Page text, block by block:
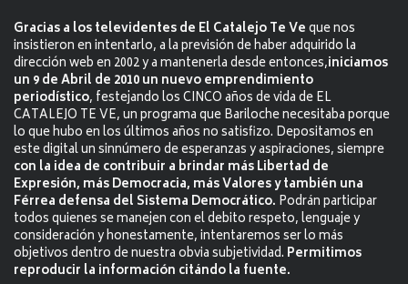
Gracias a los televidentes de El Catalejo Te Veque nos
insistieron en intentarlo, a la previsión de haber adquirido la
dirección web en 2002 y a mantenerla desde entonces,iniciamos
un 9 de Abril de 2010 un nuevo emprendimiento
periodístico, festejando los CINCO años de vida de EL
CATALEJO TE VE, un programa que Bariloche necesitaba porque
lo que hubo en los últimos años no satisfizo. Depositamos en
este digital un sinnúmero de esperanzas y aspiraciones, siempre
con la idea de contribuir a brindar más Libertad de
Expresión, más Democracia, más Valores y también una
Férrea defensa del Sistema Democrático. Podrán participar
todos quienes se manejen con el debito respeto, lenguaje y
consideración y honestamente, intentaremos ser lo más
objetivos dentro de nuestra obvia subjetividad. Permitimos
reproducir la información citándo la fuente.